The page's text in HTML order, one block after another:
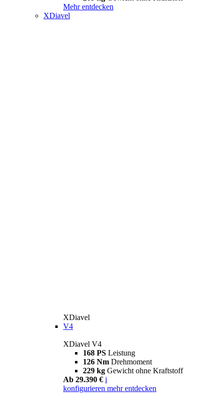
Mehr entdecken
XDiavel
XDiavel
V4
XDiavel V4
168 PS Leistung
126 Nm Drehmoment
229 kg Gewicht ohne Kraftstoff
Ab 29.390 € i
konfigurieren mehr entdecken